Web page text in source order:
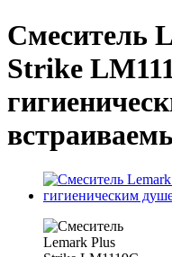
Смеситель
Strike